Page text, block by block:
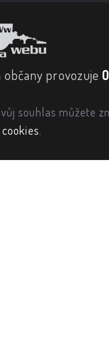
provozuje
souhlas můžete
.